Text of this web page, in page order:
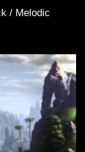
/ Melodic